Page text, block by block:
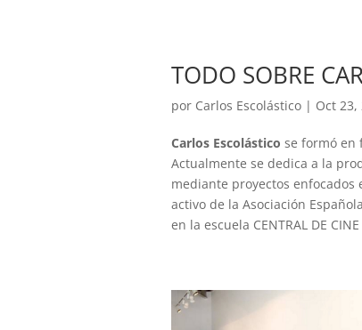
TODO SOBRE
por Carlos Escolástico | Oct 23,
Carlos Escolástico se formó en
Actualmente se dedica a la
mediante proyectos
activo de la Asociación
en la escuela CENTRAL DE